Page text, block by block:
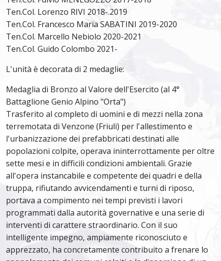
Ten.Col. Lorenzo RIVI 2018-.2019
Ten.Col. Francesco Maria SABATINI 2019-2020
Ten.Col. Marcello Nebiolo 2020-2021
Ten.Col. Guido Colombo 2021-
L'unità è decorata di 2 medaglie:
Medaglia di Bronzo al Valore dell'Esercito (al 4°
Battaglione Genio Alpino "Orta")
Trasferito al completo di uomini e di mezzi nella zona
terremotata di Venzone (Friuli) per l'allestimento e
l'urbanizzazione dei prefabbricati destinati alle
popolazioni colpite, operava ininterrottamente per oltre
sette mesi e in difficili condizioni ambientali. Grazie
all'opera instancabile e competente dei quadri e della
truppa, rifiutando avvicendamenti e turni di riposo,
portava a compimento nei tempi previsti i lavori
programmati dalla autorità governative e una serie di
interventi di carattere straordinario. Con il suo
intelligente impegno, ampiamente riconosciuto e
apprezzato, ha concretamente contribuito a frenare lo